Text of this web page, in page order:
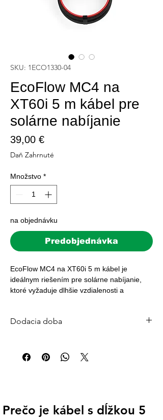
SKU: 1ECO1330-04
EcoFlow MC4 na
XT60i 5 m kábel pre
solárne nabíjanie
39,00 €Price
Daň Zahrnuté
Množstvo *
na objednávku
Predobjednávka
EcoFlow MC4 na XT60i 5 m kábel je
ideálnym riešením pre solárne nabíjanie,
ktoré vyžaduje dlhšie vzdialenosti a
pripojenie medzi solárnymi panelmi a vašimi
dĺžkou 5 m ponúka viac možností pri
Dodacia doba
Väčšina objednávok je expedovaná do 24
🚚 Doprava zdarma pri objednávke nad 200
€ | Doručenie kuriérom po celom Slovensku
Prečo je kábel s dĺžkou 5